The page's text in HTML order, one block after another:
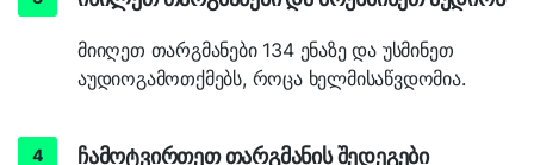
მიიღეთ თარგმანები 134 ენაზე და უსმინეთ
აუდიოგამოთქმებს, როცა ხელმისაწვდომია.
ჩამოტვირთეთ თარგმანის შედეგები